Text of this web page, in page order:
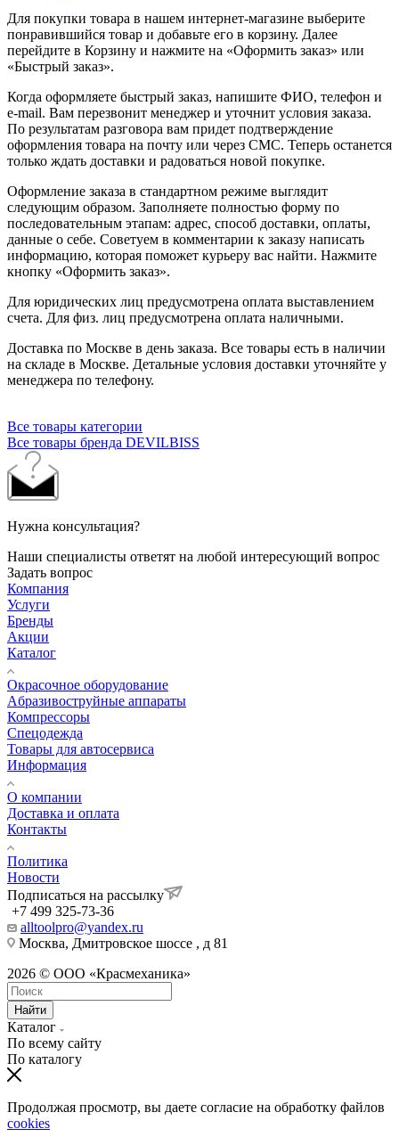
Для покупки товара в нашем интернет-магазине выберите
понравившийся товар и добавьте его в корзину. Далее
перейдите в Корзину и нажмите на «Оформить заказ» или
«Быстрый заказ».
Когда оформляете быстрый заказ, напишите ФИО, телефон и
e-mail. Вам перезвонит менеджер и уточнит условия заказа.
По результатам разговора вам придет подтверждение
оформления товара на почту или через СМС. Теперь останется
только ждать доставки и радоваться новой покупке.
Оформление заказа в стандартном режиме выглядит
следующим образом. Заполняете полностью форму по
последовательным этапам: адрес, способ доставки, оплаты,
данные о себе. Советуем в комментарии к заказу написать
информацию, которая поможет курьеру вас найти. Нажмите
кнопку «Оформить заказ».
Для юридических лиц предусмотрена оплата выставлением
счета. Для физ. лиц предусмотрена оплата наличными.
Доставка по Москве в день заказа. Все товары есть в наличии
на складе в Москве. Детальные условия доставки уточняйте у
менеджера по телефону.
Все товары категории
Все товары бренда DEVILBISS
Нужна консультация?
Наши специалисты ответят на любой интересующий вопрос
Задать вопрос
Компания
Услуги
Бренды
Акции
Каталог
Окрасочное оборудование
Aбразивоструйные аппараты
Компрессоры
Спецодежда
Товары для автосервиса
Информация
О компании
Доставка и оплата
Контакты
Политика
Новости
Подписаться на рассылку
+7 499 325-73-36
alltoolpro@yandex.ru
Москва, Дмитровское шоссе , д 81
2026 © ООО «Красмеханика»
Найти
Каталог
По всему сайту
По каталогу
Продолжая просмотр, вы даете согласие на обработку файлов
cookies